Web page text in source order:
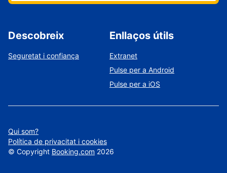
Descobreix
Seguretat i confiança
Enllaços útils
Extranet
Pulse per a Android
Pulse per a iOS
Qui som?
Política de privacitat i cookies
© Copyright Booking.com 2026